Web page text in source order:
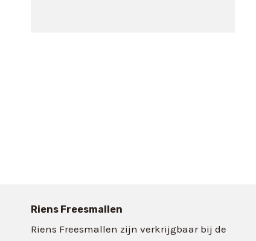
Riens Freesmallen
Riens Freesmallen zijn verkrijgbaar bij de